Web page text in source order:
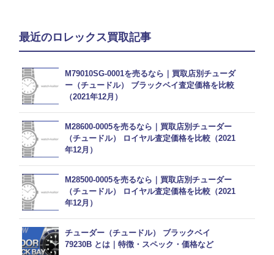
最近のロレックス買取記事
M79010SG-0001を売るなら｜買取店別チューダ
ー（チュードル） ブラックベイ査定価格を比較
（2021年12月）
M28600-0005を売るなら｜買取店別チューダー
（チュードル） ロイヤル査定価格を比較（2021
年12月）
M28500-0005を売るなら｜買取店別チューダー
（チュードル） ロイヤル査定価格を比較（2021
年12月）
チューダー（チュードル） ブラックベイ
79230B とは｜特徴・スペック・価格など